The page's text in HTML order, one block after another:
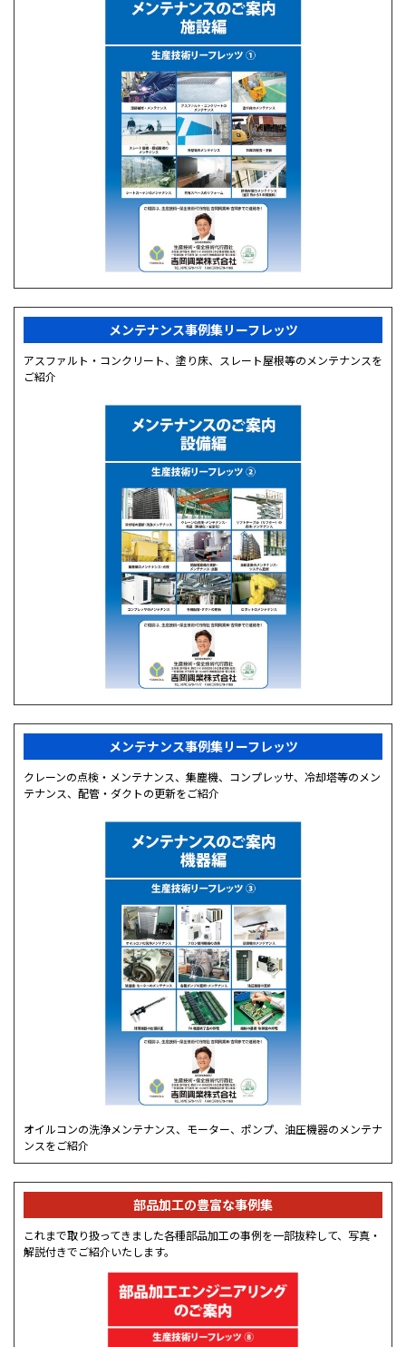
メンテナンス事例集リーフレッツ
アスファルト・コンクリート、塗り床、スレート屋根等のメンテナンスを
ご紹介
メンテナンス事例集リーフレッツ
クレーンの点検・メンテナンス、集塵機、コンプレッサ、冷却塔等のメン
テナンス、配管・ダクトの更新をご紹介
オイルコンの洗浄メンテナンス、モーター、ポンプ、油圧機器のメンテナ
ンスをご紹介
部品加工の豊富な事例集
これまで取り扱ってきました各種部品加工の事例を一部抜粋して、写真・
解説付きでご紹介いたします。